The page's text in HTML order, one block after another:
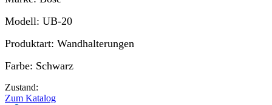
Modell: UB-20
Produktart: Wandhalterungen
Farbe: Schwarz
Zustand:
Zum Katalog